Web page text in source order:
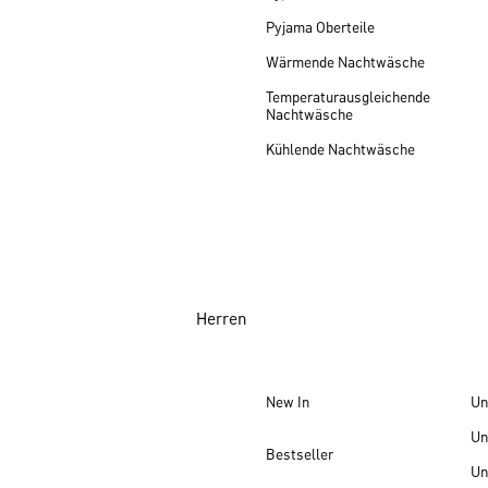
Pyjama Oberteile
Wärmende Nachtwäsche
Temperaturausgleichende
Nachtwäsche
Kühlende Nachtwäsche
Herren
New In
Bestseller